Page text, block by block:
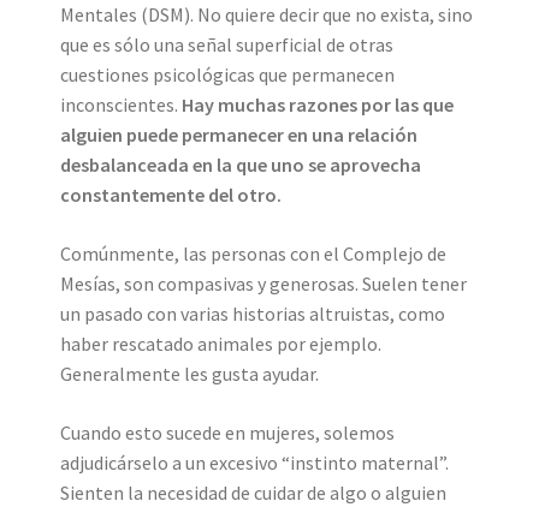
Mentales (DSM). No quiere decir que no exista, sino
que es sólo una señal superficial de otras
cuestiones psicológicas que permanecen
inconscientes. Hay muchas razones por las que
alguien puede permanecer en una relación
desbalanceada en la que uno se aprovecha
constantemente del otro.
Comúnmente, las personas con el Complejo de
Mesías, son compasivas y generosas. Suelen tener
un pasado con varias historias altruistas, como
haber rescatado animales por ejemplo.
Generalmente les gusta ayudar.
Cuando esto sucede en mujeres, solemos
adjudicárselo a un excesivo “instinto maternal”.
Sienten la necesidad de cuidar de algo o alguien